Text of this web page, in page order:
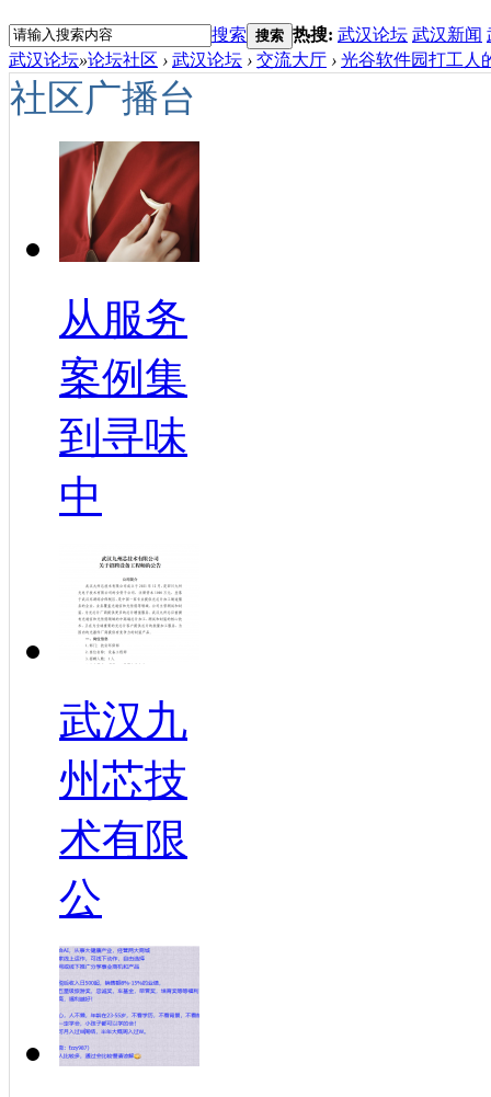
搜索 搜索 热搜: 武汉论坛 武汉新闻
武汉论坛»论坛社区 › 武汉论坛 › 交流大厅 › 光谷软件园打工人
社区广播台
从服务
案例集
到寻味
中
武汉九
州芯技
术有限
公